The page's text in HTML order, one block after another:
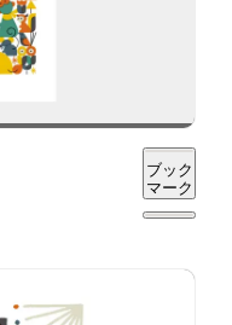
ブック
マーク